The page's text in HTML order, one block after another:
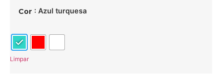
Cor : Azul turquesa
Limpar